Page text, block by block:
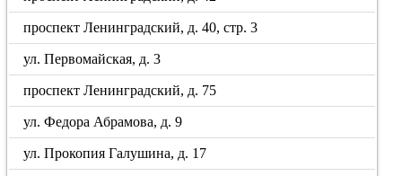
проспект Ленинградский, д. 40, стр. 3
ул. Первомайская, д. 3
проспект Ленинградский, д. 75
ул. Федора Абрамова, д. 9
ул. Прокопия Галушина, д. 17